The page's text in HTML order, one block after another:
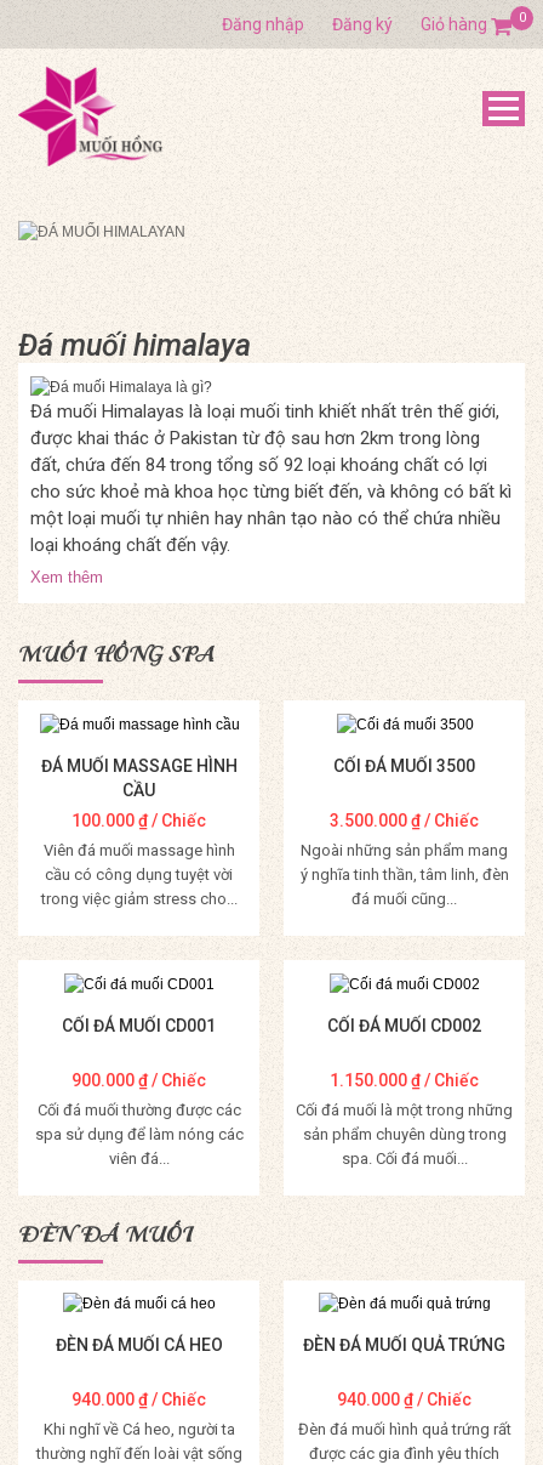
Đăng nhập Đăng ký Giỏ hàng 0
Đá muối himalaya
Đá muối Himalayas là loại muối tinh khiết nhất trên thế giới,
được khai thác ở Pakistan từ độ sau hơn 2km trong lòng
đất, chứa đến 84 trong tổng số 92 loại khoáng chất có lợi
cho sức khoẻ mà khoa học từng biết đến, và không có bất kì
một loại muối tự nhiên hay nhân tạo nào có thể chứa nhiều
loại khoáng chất đến vậy.
Xem thêm
MUỐI HỒNG SPA
ĐÁ MUỐI MASSAGE HÌNH
CẦU
100.000₫/ Chiếc
Viên đá muối massage hình
cầu có công dụng tuyệt vời
trong việc giảm stress cho...
Mua Hàng
CỐI ĐÁ MUỐI 3500
3.500.000₫/ Chiếc
Ngoài những sản phẩm mang
ý nghĩa tinh thần, tâm linh, đèn
đá muối cũng...
Mua Hàng
CỐI ĐÁ MUỐI CD001
900.000₫/ Chiếc
Cối đá muối thường được các
spa sử dụng để làm nóng các
viên đá...
Mua Hàng
CỐI ĐÁ MUỐI CD002
1.150.000₫/ Chiếc
Cối đá muối là một trong những
sản phẩm chuyên dùng trong
spa. Cối đá muối...
Mua Hàng
ĐÈN ĐÁ MUỐI
ĐÈN ĐÁ MUỐI CÁ HEO
940.000₫/ Chiếc
Khi nghĩ về Cá heo, người ta
thường nghĩ đến loài vật sống
ĐÈN ĐÁ MUỐI QUẢ TRỨNG
940.000₫/ Chiếc
Đèn đá muối hình quả trứng rất
được các gia đình yêu thích